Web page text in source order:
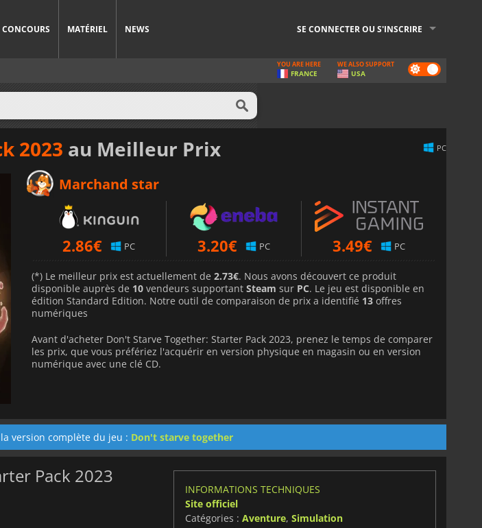
CONCOURS MATÉRIEL NEWS SE CONNECTER OU S'INSCRIRE
Dark
mode
YOU ARE HERE
FRANCE
WE ALSO SUPPORT
USA
2023 au Meilleur Prix PC
Marchand star
2.86€ PC 3.20€ PC 3.49€ PC
(*) Le meilleur prix est actuellement de 2.73€. Nous avons découvert ce produit
disponible auprès de 10 vendeurs supportant Steam sur PC. Le jeu est disponible en
édition Standard Edition. Notre outil de comparaison de prix a identifié 13 offres
numériques
Avant d'acheter Don't Starve Together: Starter Pack 2023, prenez le temps de comparer
les prix, que vous préfériez l'acquérir en version physique en magasin ou en version
numérique avec une clé CD.
version complète du jeu : Don't starve together
Pack 2023
INFORMATIONS TECHNIQUES
Site officiel
Catégories : Aventure, Simulation